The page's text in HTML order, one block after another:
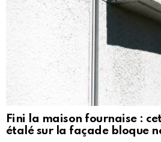
Fini la maison fournaise :
étalé sur la façade bloque